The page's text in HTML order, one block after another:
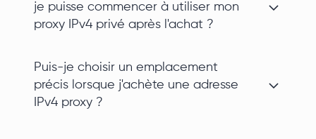
je puisse commencer à utiliser mon
proxy IPv4 privé après l'achat ?
Puis-je choisir un emplacement
précis lorsque j'achète une adresse
IPv4 proxy ?